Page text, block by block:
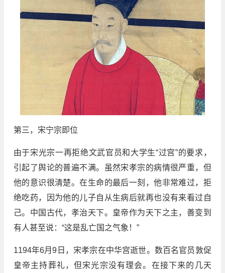
第三，宋宁宗即位
由于宋光宗一再拒绝文武官员和大学生“过宫”的要求，
引起了舆论的普遍不满。虽然宋孝宗的病情很严重，但
他的意识很清楚。在生命的最后一刻，他非常难过，拒
绝吃药，因为他的儿子自从生病后就再也没有来看过自
己。中国古代，孝治天下。皇帝作为天下之主，善变到
有人甚至说：“这是乱亡国之气象！”
1194年6月9日，宋孝宗在中华宫逝世。数百名官员敦促
皇帝主持葬礼，但宋光宗没有理会。在接下来的几天